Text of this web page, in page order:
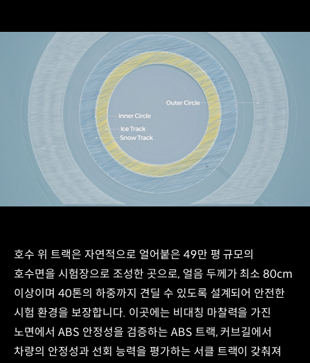
Track
Inner
Circle
Track
호수 위 트랙은 자연적으로 얼어붙은 49만 평 규모의
호수면을 시험장으로 조성한 곳으로, 얼음 두께가 최소 80cm
이상이며 40톤의 하중까지 견딜 수 있도록 설계되어 안전한
시험 환경을 보장합니다. 이곳에는 비대칭 마찰력을 가진
노면에서 ABS 안정성을 검증하는 ABS 트랙, 커브길에서
차량의 안정성과 선회 능력을 평가하는 서클 트랙이 갖춰져